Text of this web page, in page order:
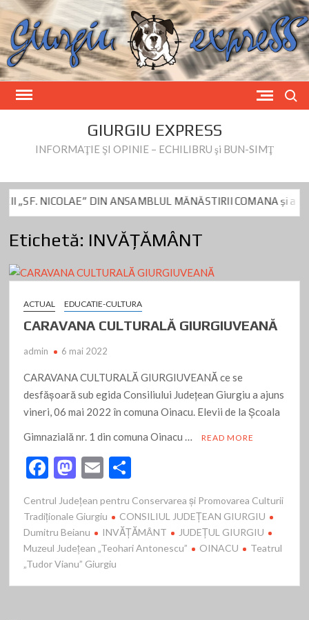
Skip
to
content
GIURGIU EXPRESS
INFORMAŢIE ŞI OPINIE – ECHILIBRU şi BUN-SIMŢ
NICOLAE” DIN ANSAMBLUL MĂNĂSTIRII COMANA și a
NICOLAE” DIN ANSAMBLUL MĂNĂSTIRII COMANA și a
Beianu este vizat de controlul DNA de azi
Etichetă: INVĂȚĂMÂNT
ACTUAL EDUCATIE-CULTURA
CARAVANA CULTURALĂ GIURGIUVEANĂ
admin 6 mai 2022
CARAVANA CULTURALĂ GIURGIUVEANĂ ce se
desfășoară sub egida Consiliului Județean Giurgiu a ajuns
vineri, 06 mai 2022 în comuna Oinacu. Elevii de la Şcoala
Gimnazială nr. 1 din comuna Oinacu …
READ MORE
F
e
b
o
M
to
d
o
E
ai
l
ta
je
az
Centrul Județean pentru Conservarea și Promovarea Culturii
Tradiționale Giurgiu
CONSILIUL JUDEȚEAN GIURGIU
Dumitru Beianu
INVĂȚĂMÂNT
JUDEȚUL GIURGIU
Muzeul Județean „Teohari Antonescu”
OINACU
Teatrul
„Tudor Vianu” Giurgiu